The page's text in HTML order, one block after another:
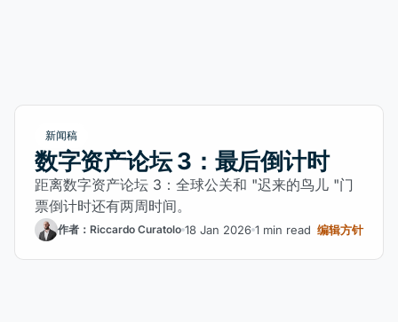
新闻稿
数字资产论坛 3：最后倒计时
距离数字资产论坛 3：全球公关和 "迟来的鸟儿 "门
票倒计时还有两周时间。
作者：Riccardo Curatolo 18 Jan 2026 1 min read 编辑方针